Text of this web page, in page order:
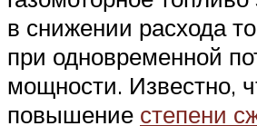
в снижении расхода
при одновременной
мощности. Известно,
повышение степени